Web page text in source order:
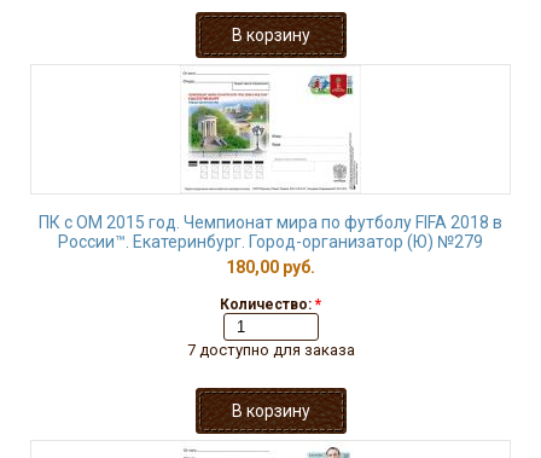
ПК с ОМ 2015 год. Чемпионат мира по футболу FIFA 2018 в
России™. Екатеринбург. Город-организатор (Ю) №279
180,00 руб.
Количество: *
7 доступно для заказа